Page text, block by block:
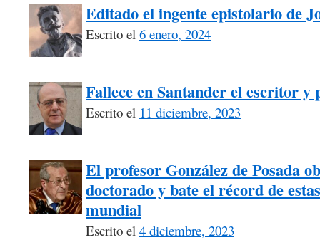
Editado el ingente epistolario de
Escrito el 6 enero, 2024
Fallece en Santander el escritor y
Escrito el 11 diciembre, 2023
El profesor González de Posada
doctorado y bate el récord de
mundial
Escrito el 4 diciembre, 2023